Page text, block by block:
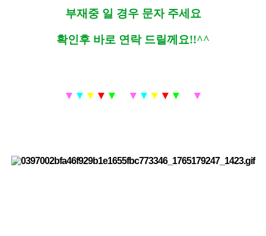
부재중 일 경우 문자 주세요
확인후 바로 연락 드릴께요!!^^
▼ ▼ ▼ ▼ ▼ ▼ ▼ ▼ ▼ ▼ ▼